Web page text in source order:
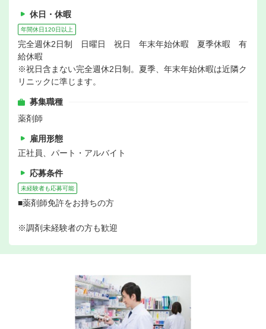
休日・休暇
年間休日120日以上
完全週休2日制 日曜日 祝日 年末年始休暇 夏季休暇 有
給休暇
※祝日含まない完全週休2日制。夏季、年末年始休暇は近隣ク
リニックに準じます。
募集職種
薬剤師
雇用形態
正社員、パート・アルバイト
応募条件
未経験者も応募可能
■薬剤師免許をお持ちの方
※調剤未経験者の方も歓迎